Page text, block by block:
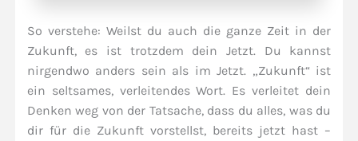
So verstehe: Weilst du auch die ganze Zeit in der
Zukunft, es ist trotzdem dein Jetzt. Du kannst
nirgendwo anders sein als im Jetzt. „Zukunft“ ist
ein seltsames, verleitendes Wort. Es verleitet dein
Denken weg von der Tatsache, dass du alles, was du
dir für die Zukunft vorstellst, bereits jetzt hast –